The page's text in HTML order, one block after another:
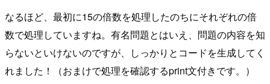
なるほど、最初に15の倍数を処理したのちにそれぞれの倍
数で処理していますね。有名問題とはいえ、問題の内容を知
らないといけないのですが、しっかりとコードを生成してく
れました！（おまけで処理を確認するprint文付きです。）